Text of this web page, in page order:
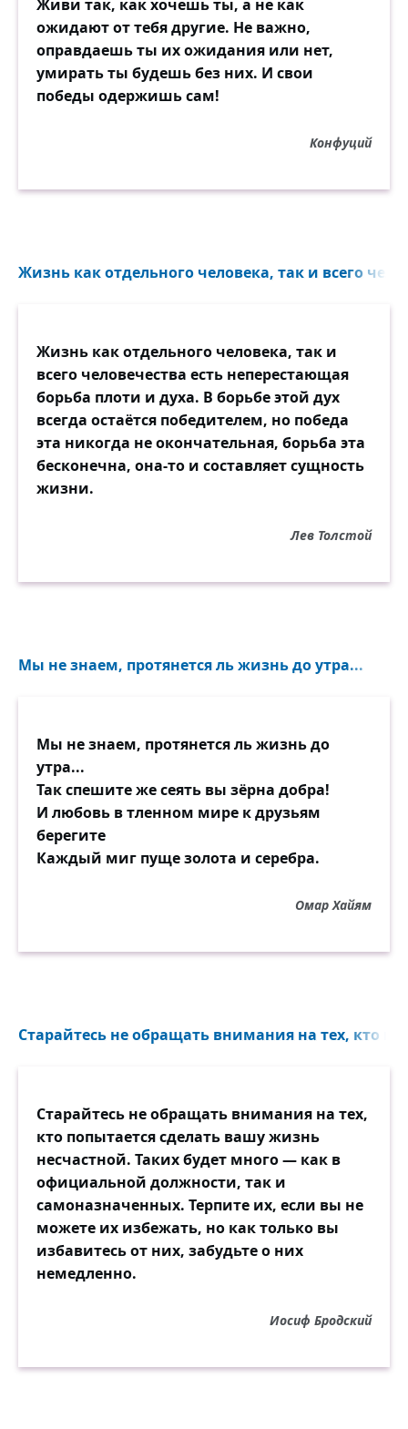
Живи так, как хочешь ты, а не как
ожидают от тебя другие. Не важно,
оправдаешь ты их ожидания или нет,
умирать ты будешь без них. И свои
победы одержишь сам!
Конфуций
Жизнь как отдельного человека, так и всего
Жизнь как отдельного человека, так и
всего человечества есть неперестающая
борьба плоти и духа. В борьбе этой дух
всегда остаётся победителем, но победа
эта никогда не окончательная, борьба эта
бесконечна, она-то и составляет сущность
жизни.
Лев Толстой
Мы не знаем, протянется ль жизнь до утра...
Мы не знаем, протянется ль жизнь до
утра...
Так спешите же сеять вы зёрна добра!
И любовь в тленном мире к друзьям
берегите
Каждый миг пуще золота и серебра.
Омар Хайям
Старайтесь не обращать внимания на тех, кто
Старайтесь не обращать внимания на тех,
кто попытается сделать вашу жизнь
несчастной. Таких будет много — как в
официальной должности, так и
самоназначенных. Терпите их, если вы не
можете их избежать, но как только вы
избавитесь от них, забудьте о них
немедленно.
Иосиф Бродский